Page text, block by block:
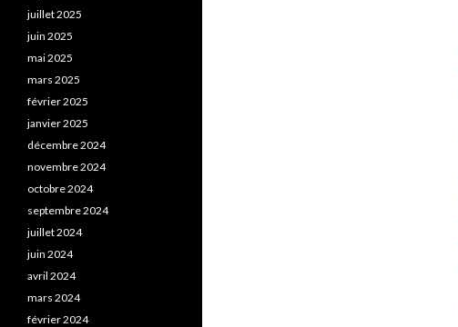
juillet 2025
juin 2025
mai 2025
mars 2025
février 2025
janvier 2025
décembre 2024
novembre 2024
octobre 2024
septembre 2024
juillet 2024
juin 2024
avril 2024
mars 2024
février 2024